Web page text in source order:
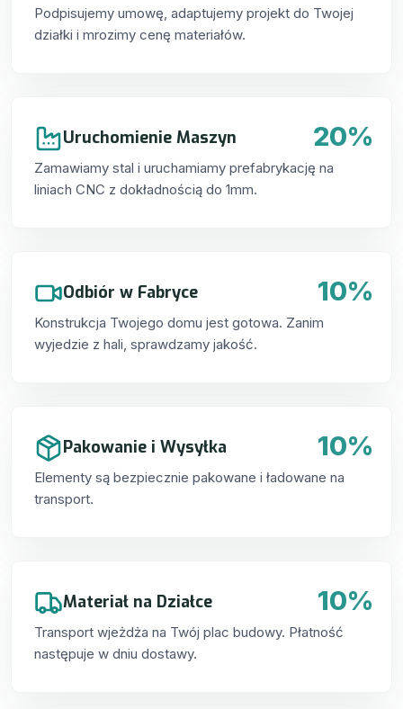
Podpisujemy umowę, adaptujemy projekt do Twojej
działki i mrozimy cenę materiałów.
20%
Uruchomienie Maszyn
Zamawiamy stal i uruchamiamy prefabrykację na
liniach CNC z dokładnością do 1mm.
10%
Odbiór w Fabryce
Konstrukcja Twojego domu jest gotowa. Zanim
wyjedzie z hali, sprawdzamy jakość.
10%
Pakowanie i Wysyłka
Elementy są bezpiecznie pakowane i ładowane na
transport.
10%
Materiał na Działce
Transport wjeżdża na Twój plac budowy. Płatność
następuje w dniu dostawy.